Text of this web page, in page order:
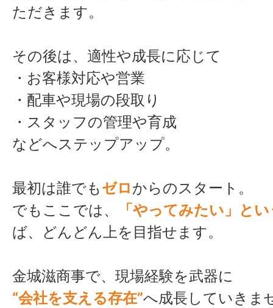
ただきます。
その後は、適性や成長に応じて
・お客様対応や営業
・配車や現場の段取り
・スタッフの管理や育成
などへステップアップ。
最初は誰でもゼロからのスタート。
でもここでは、
「やってみたい」と
ば、どんどん上を目指せます。
金城滋商事で、現場経験を武器に
“会社を支える存在”へ成長していきま